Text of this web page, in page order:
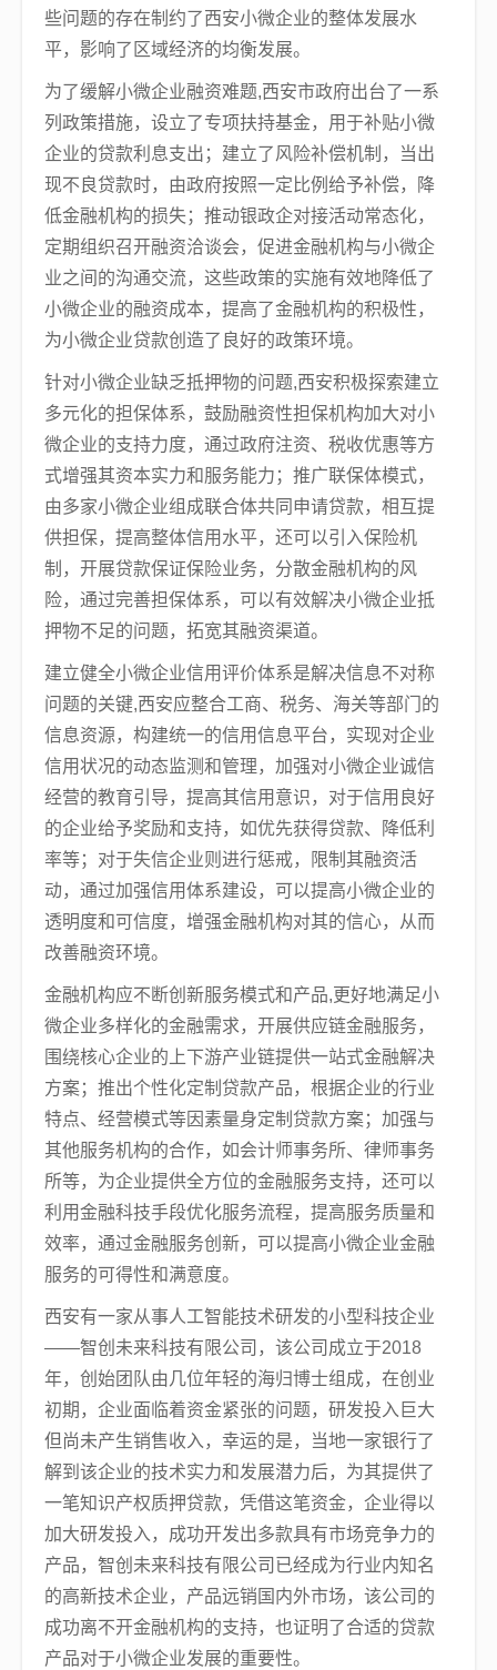
些问题的存在制约了西安小微企业的整体发展水
平，影响了区域经济的均衡发展。
为了缓解小微企业融资难题,西安市政府出台了一系
列政策措施，设立了专项扶持基金，用于补贴小微
企业的贷款利息支出；建立了风险补偿机制，当出
现不良贷款时，由政府按照一定比例给予补偿，降
低金融机构的损失；推动银政企对接活动常态化，
定期组织召开融资洽谈会，促进金融机构与小微企
业之间的沟通交流，这些政策的实施有效地降低了
小微企业的融资成本，提高了金融机构的积极性，
为小微企业贷款创造了良好的政策环境。
针对小微企业缺乏抵押物的问题,西安积极探索建立
多元化的担保体系，鼓励融资性担保机构加大对小
微企业的支持力度，通过政府注资、税收优惠等方
式增强其资本实力和服务能力；推广联保体模式，
由多家小微企业组成联合体共同申请贷款，相互提
供担保，提高整体信用水平，还可以引入保险机
制，开展贷款保证保险业务，分散金融机构的风
险，通过完善担保体系，可以有效解决小微企业抵
押物不足的问题，拓宽其融资渠道。
建立健全小微企业信用评价体系是解决信息不对称
问题的关键,西安应整合工商、税务、海关等部门的
信息资源，构建统一的信用信息平台，实现对企业
信用状况的动态监测和管理，加强对小微企业诚信
经营的教育引导，提高其信用意识，对于信用良好
的企业给予奖励和支持，如优先获得贷款、降低利
率等；对于失信企业则进行惩戒，限制其融资活
动，通过加强信用体系建设，可以提高小微企业的
透明度和可信度，增强金融机构对其的信心，从而
改善融资环境。
金融机构应不断创新服务模式和产品,更好地满足小
微企业多样化的金融需求，开展供应链金融服务，
围绕核心企业的上下游产业链提供一站式金融解决
方案；推出个性化定制贷款产品，根据企业的行业
特点、经营模式等因素量身定制贷款方案；加强与
其他服务机构的合作，如会计师事务所、律师事务
所等，为企业提供全方位的金融服务支持，还可以
利用金融科技手段优化服务流程，提高服务质量和
效率，通过金融服务创新，可以提高小微企业金融
服务的可得性和满意度。
西安有一家从事人工智能技术研发的小型科技企业
——智创未来科技有限公司，该公司成立于2018
年，创始团队由几位年轻的海归博士组成，在创业
初期，企业面临着资金紧张的问题，研发投入巨大
但尚未产生销售收入，幸运的是，当地一家银行了
解到该企业的技术实力和发展潜力后，为其提供了
一笔知识产权质押贷款，凭借这笔资金，企业得以
加大研发投入，成功开发出多款具有市场竞争力的
产品，智创未来科技有限公司已经成为行业内知名
的高新技术企业，产品远销国内外市场，该公司的
成功离不开金融机构的支持，也证明了合适的贷款
产品对于小微企业发展的重要性。